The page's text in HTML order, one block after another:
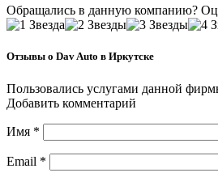
Обращались в данную компанию?
Отзывы о Dav Auto в Иркутске
Пользовались услугами данной
Добавить комментарий
Имя *
Email *